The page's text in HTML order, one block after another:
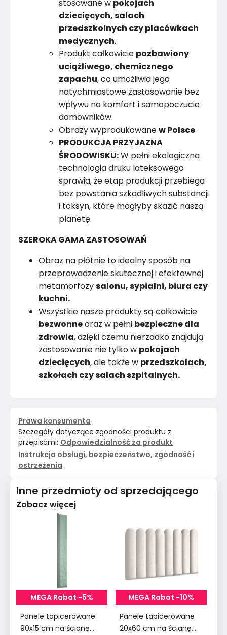
stosowane w pokojach
dziecięcych, salach
przedszkolnych czy placówkach
medycznych.
Produkt całkowicie pozbawiony
uciążliwego, chemicznego
zapachu, co umożliwia jego
natychmiastowe zastosowanie bez
wpływu na komfort i samopoczucie
domowników.
Obrazy wyprodukowanew Polsce.
PRODUKCJA PRZYJAZNA
ŚRODOWISKU:W pełni ekologiczna
technologia druku lateksowego
sprawia, że etap produkcji przebiega
bez powstania szkodliwych substancji
i toksyn, które mogłyby skazić naszą
planetę.
SZEROKA GAMA ZASTOSOWAŃ
Obraz na płótnie to idealny sposób na
przeprowadzenie skutecznej i efektownej
metamorfozysalonu, sypialni, biura czy
kuchni.
Wszystkie nasze produkty są całkowicie
bezwonneoraz w pełni bezpieczne dla
zdrowia, dzięki czemu nierzadko znajdują
zastosowanie nie tylko w pokojach
dziecięcych, ale także w przedszkolach,
szkołach czy salach szpitalnych.
Prawa konsumenta
Szczegóły dotyczące zgodności produktu z
przepisami: Odpowiedzialność za produkt
Instrukcja obsługi, bezpieczeństwo, zgodność i
ostrzeżenia
Inne przedmioty od sprzedającego
Zobacz więcej
MEGA Rabat -5%
Panele tapicerowane
90x15 cm na ścianę
MEGA Rabat -10%
Panele tapicerowane
20x60 cm na ścianę